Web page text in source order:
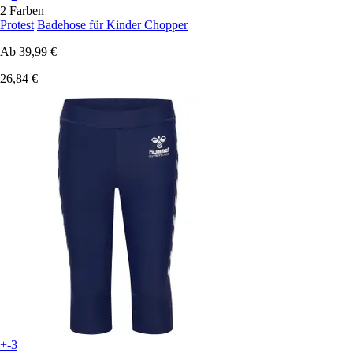
2 Farben
Protest Badehose für Kinder Chopper
Ab 39,99 €
26,84 €
+-3